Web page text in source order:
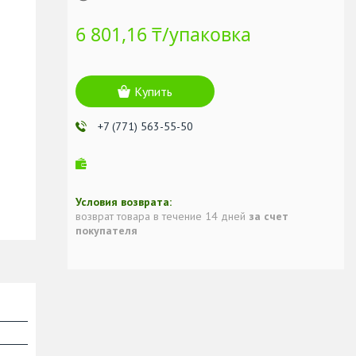
6 801,16 ₸/упаковка
Купить
+7 (771) 563-55-50
возврат товара в течение 14 дней за счет
покупателя